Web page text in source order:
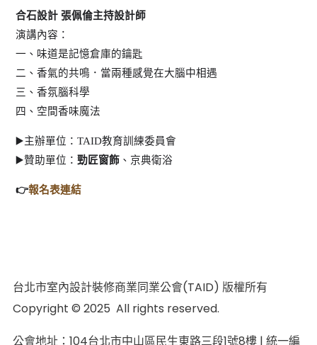
合石設計 張佩倫主持設計師
演講內容：
一、味道是記憶倉庫的鑰匙
二、香氣的共鳴．當兩種感覺在大腦中相遇
三、香氛腦科學
四、空間香味魔法
▶️主辦單位：TAID教育訓練委員會
▶️贊助單位： 勁匠窗飾 、京典衛浴
👉報名表連結
台北市室內設計裝修商業同業公會(TAID) 版權所有
Copyright © 2025 All rights reserved.
公會地址：104台北市中山區民生東路三段1號8樓 | 統一編